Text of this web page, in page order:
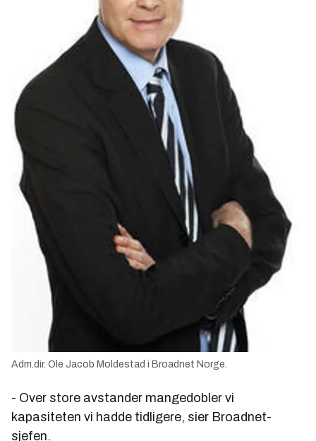
Adm.dir. Ole Jacob Moldestad i Broadnet Norge.
- Over store avstander mangedobler vi
kapasiteten vi hadde tidligere, sier Broadnet-
sjefen.